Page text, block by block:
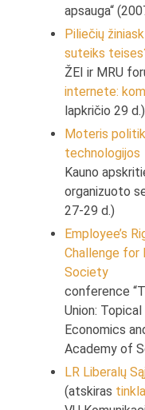
apsauga“
Piliečių
suteiks
ŽEI ir MRU
internete:
lapkričio 29 d.)
Moteris
technologijos
Kauno
organizuoto
27-29 d.)
Employee’s
Challenge for
Society
conference
Union:
Economics
Academy of
LR Liberalų
(atskiras